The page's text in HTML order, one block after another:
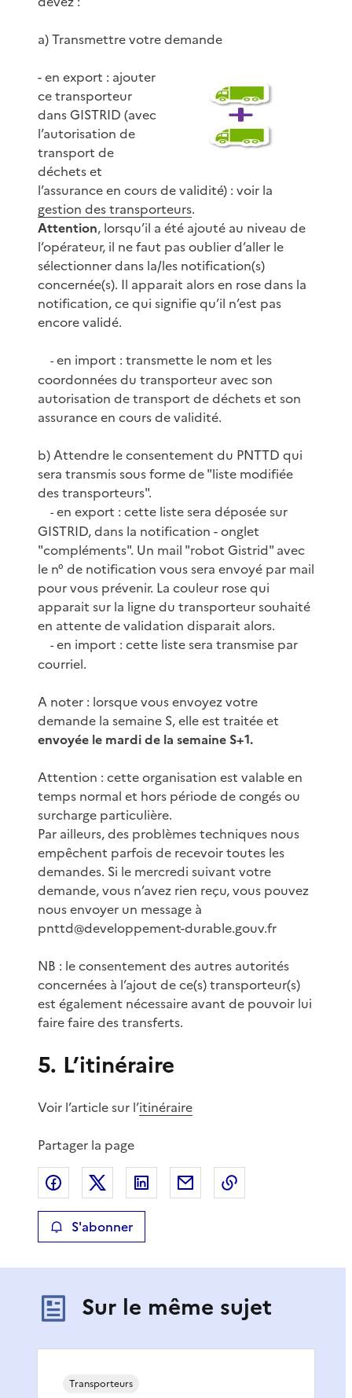
a) Transmettre votre demande
- en export : ajouter
ce transporteur
dans GISTRID (avec
l’autorisation de
transport de
déchets et
l’assurance en cours de validité) : voir la
gestion des transporteurs.
Attention, lorsqu’il a été ajouté au niveau de
l’opérateur, il ne faut pas oublier d’aller le
sélectionner dans la/les notification(s)
concernée(s). Il apparait alors en rose dans la
notification, ce qui signifie qu’il n’est pas
encore validé.
-en import : transmette le nom et les
coordonnées du transporteur avec son
autorisation de transport de déchets et son
assurance en cours de validité.
b) Attendre le consentement du PNTTD qui
sera transmis sous forme de "liste modifiée
des transporteurs".
-en export : cette liste sera déposée sur
GISTRID, dans la notification - onglet
"compléments". Un mail "robot Gistrid" avec
le n° de notification vous sera envoyé par mail
pour vous prévenir. La couleur rose qui
apparait sur la ligne du transporteur souhaité
en attente de validation disparait alors.
-en import : cette liste sera transmise par
courriel.
A noter : lorsque vous envoyez votre
demande la semaine S, elle est traitée et
envoyée le mardi de la semaine S+1.
Attention : cette organisation est valable en
temps normal et hors période de congés ou
surcharge particulière.
Par ailleurs, des problèmes techniques nous
empêchent parfois de recevoir toutes les
demandes. Si le mercredi suivant votre
demande, vous n’avez rien reçu, vous pouvez
nous envoyer un message à
pnttd@developpement-durable.gouv.fr
NB : le consentement des autres autorités
concernées à l’ajout de ce(s) transporteur(s)
est également nécessaire avant de pouvoir lui
faire faire des transferts.
5. L’itinéraire
Voir l’article sur l’itinéraire
Partager la page
Partager sur Facebook
Partager sur XPartager sur LinkedIn
Partager par email
S'abonner
Sur le même sujet
Transporteurs